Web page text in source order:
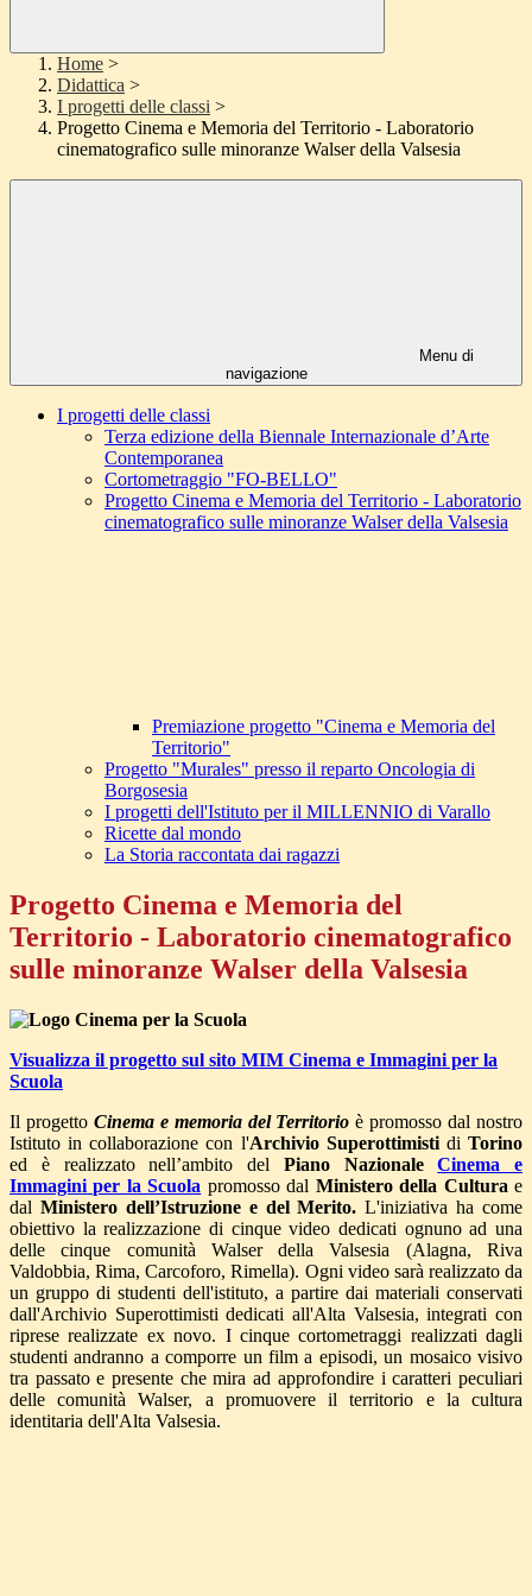
Home >
Didattica >
I progetti delle classi >
Progetto Cinema e Memoria del Territorio - Laboratorio
cinematografico sulle minoranze Walser della Valsesia
Menu di
navigazione
I progetti delle classi
Terza edizione della Biennale Internazionale d’Arte
Contemporanea
Cortometraggio "FO-BELLO"
Progetto Cinema e Memoria del Territorio - Laboratorio
cinematografico sulle minoranze Walser della Valsesia
Premiazione progetto "Cinema e Memoria del
Territorio"
Progetto "Murales" presso il reparto Oncologia di
Borgosesia
I progetti dell'Istituto per il MILLENNIO di Varallo
Ricette dal mondo
La Storia raccontata dai ragazzi
Progetto Cinema e Memoria del
Territorio - Laboratorio cinematografico
sulle minoranze Walser della Valsesia
Visualizza il progetto sul sito MIM Cinema e Immagini per la
Scuola
Il progetto Cinema e memoria del Territorio è promosso dal nostro
Istituto in collaborazione con l'Archivio Superottimisti diTorino
ed è realizzato nell’ambito del Piano NazionaleCinema e
Immagini per la Scuola promosso dal Ministero della Culturae
dal Ministero dell’Istruzione e del Merito.L'iniziativa ha come
obiettivo la realizzazione di cinque video dedicati ognuno ad una
delle cinque comunità Walser della Valsesia (Alagna, Riva
Valdobbia, Rima, Carcoforo, Rimella). Ogni video sarà realizzato da
un gruppo di studenti dell'istituto, a partire dai materiali conservati
dall'Archivio Superottimisti dedicati all'Alta Valsesia, integrati con
riprese realizzate ex novo. I cinque cortometraggi realizzati dagli
studenti andranno a comporre un film a episodi, un mosaico visivo
tra passato e presente che mira ad approfondire i caratteri peculiari
delle comunità Walser, a promuovere il territorio e la cultura
identitaria dell'Alta Valsesia.